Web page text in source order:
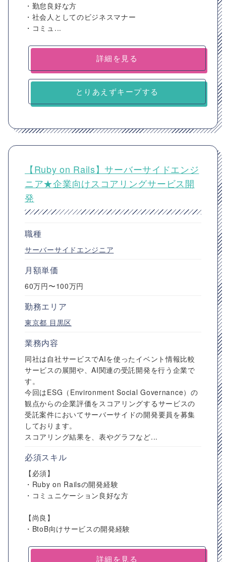
・勤怠良好な方
・社会人としてのビジネスマナー
・コミュ...
詳細を見る
とりあえずキープする
【Ruby on Rails】サーバーサイドエンジ
ニア★企業向けスコアリングサービス開
発
職種
サーバーサイドエンジニア
月額単価
60万円〜100万円
勤務エリア
東京都 目黒区
業務内容
同社は自社サービスでAIを使ったイベント情報比較
サービスの展開や、AI関連の受託開発を行う企業で
す。
今回はESG（Environment Social Governance）の
観点からの企業評価をスコアリングするサービスの
受託案件においてサーバーサイドの開発要員を募集
しております。
スコアリング結果を、表やグラフなど...
必須スキル
【必須】
・Ruby on Railsの開発経験
・コミュニケーション良好な方
【尚良】
・BtoB向けサービスの開発経験
詳細を見る